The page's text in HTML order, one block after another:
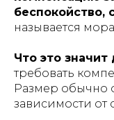
беспокойство,
называется
Что это значит
требовать
Размер обычно
зависимости от